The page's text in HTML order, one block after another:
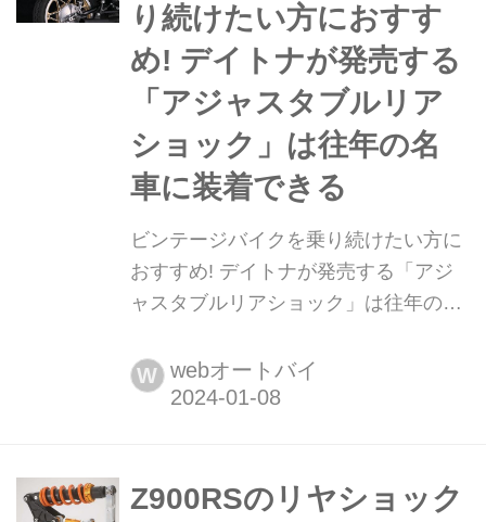
り続けたい方におすす
め! デイトナが発売する
「アジャスタブルリア
ショック」は往年の名
車に装着できる
ビンテージバイクを乗り続けたい方に
おすすめ! デイトナが発売する「アジ
ャスタブルリアショック」は往年の名
ら、ビンテージモデル専用のアジャス
タブルリアショックが2024年2月上旬
W webオートバイ
Z900RSのリヤショック